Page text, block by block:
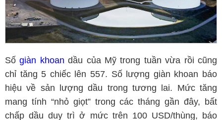
Sốgiàn khoan dầu của Mỹ trong tuần vừa rồi cũng
chỉ tăng 5 chiếc lên 557. Số lượng giàn khoan báo
hiệu về sản lượng dầu trong tương lai. Mức tăng
mang tính “nhỏ giọt” trong các tháng gần đây, bất
chấp dầu duy trì ở mức trên 100 USD/thùng, báo